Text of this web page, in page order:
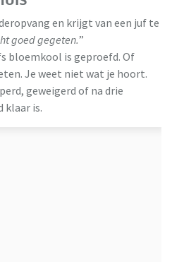
en krijgt van een juf te
goed gegeten.”
bloemkool is geproefd. Of
Je weet niet wat je hoort.
geweigerd of na drie
klaar is.